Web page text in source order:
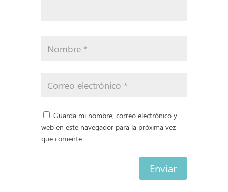
Guarda mi nombre, correo electrónico y
web en este navegador para la próxima vez
que comente.
Enviar